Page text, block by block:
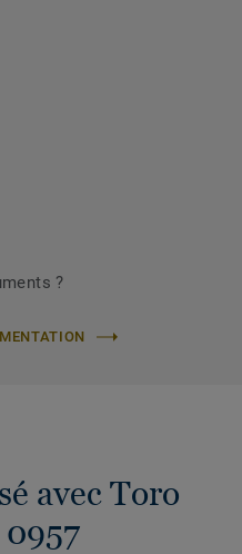
?
avec Toro